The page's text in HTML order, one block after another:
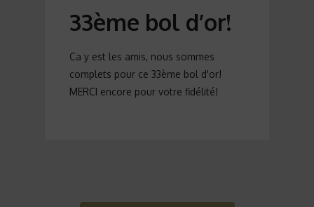
33ème bol d’or!
Ca y est les amis, nous sommes
complets pour ce 33ème bol d'or!
MERCI encore pour votre fidélité!